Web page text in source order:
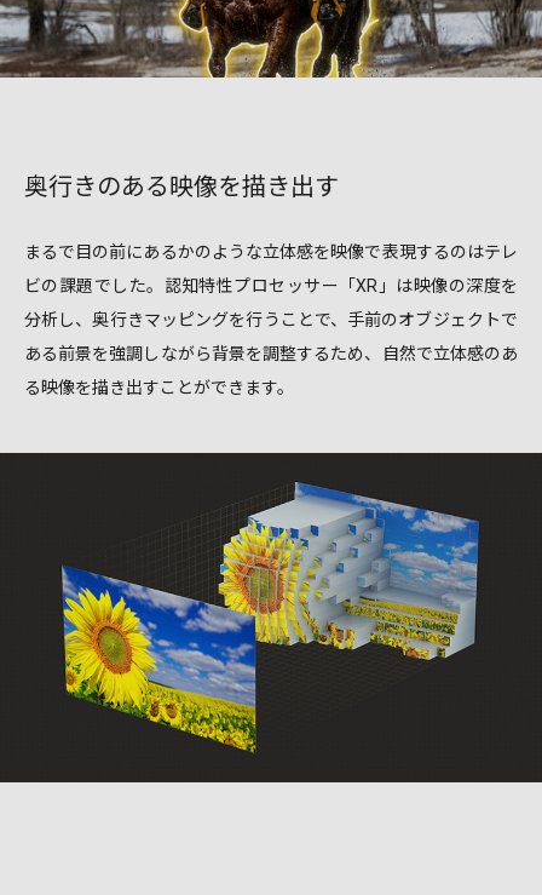
奥行きのある映像を描き出す
まるで目の前にあるかのような立体感を映像で表現するのはテレ
ビの課題でした。認知特性プロセッサー「XR」は映像の深度を
分析し、奥行きマッピングを行うことで、手前のオブジェクトで
ある前景を強調しながら背景を調整するため、自然で立体感のあ
る映像を描き出すことができます。